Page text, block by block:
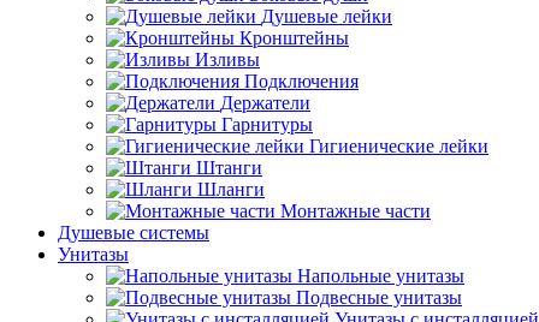
Душевые лейки
Кронштейны
Изливы
Подключения
Держатели
Гарнитуры
Гигиенические лейки
Штанги
Шланги
Монтажные части
Душевые системы
Унитазы
Напольные унитазы
Подвесные унитазы